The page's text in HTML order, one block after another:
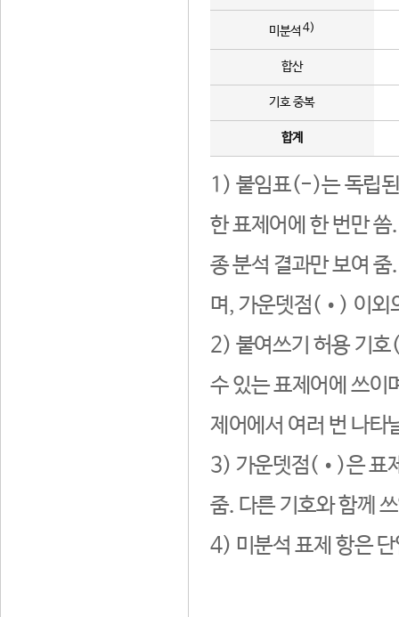
미분석 4)
합산
기호 중복
합계
1) 붙임표(-)는 독립된
한 표제어에 한 번만
종 분석 결과만 보여
며, 가운뎃점(•) 이외
2) 붙여쓰기 허용 기호
수 있는 표제어에 쓰이
제어에서 여러 번 나타
3) 가운뎃점(•)은 표
줌. 다른 기호와 함께
4) 미분석 표제 항은